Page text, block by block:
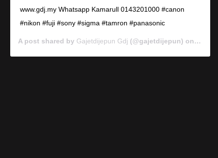
www.gdj.my Whatsapp Kamarull 0143201000 #canon
#nikon #fuji #sony #sigma #tamron #panasonic
A post shared by Gajetdijepun Gdj (@gajetdijepun) on Jan 7,